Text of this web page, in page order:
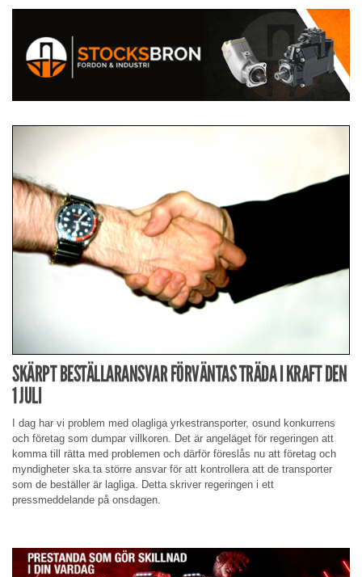
SKÄRPT BESTÄLLARANSVAR FÖRVÄNTAS TRÄDA I KRAFT DEN
1 JULI
I dag har vi problem med olagliga yrkestransporter, osund konkurrens
och företag som dumpar villkoren. Det är angeläget för regeringen att
komma till rätta med problemen och därför föreslås nu att företag och
myndigheter ska ta större ansvar för att kontrollera att de transporter
som de beställer är lagliga. Detta skriver regeringen i ett
pressmeddelande på onsdagen.